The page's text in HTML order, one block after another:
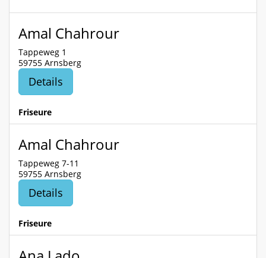
Amal Chahrour
Tappeweg 1
59755 Arnsberg
Details
Friseure
Amal Chahrour
Tappeweg 7-11
59755 Arnsberg
Details
Friseure